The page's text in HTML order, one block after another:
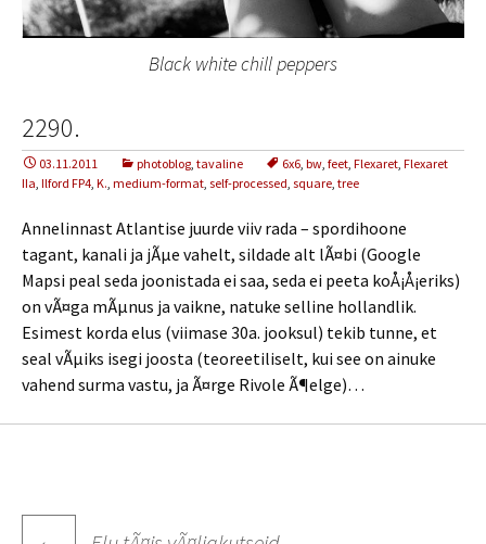
Black white chill peppers
2290.
03.11.2011 photoblog, tavaline 6x6, bw, feet, Flexaret, Flexaret
IIa, Ilford FP4, K., medium-format, self-processed, square, tree
Annelinnast Atlantise juurde viiv rada – spordihoone
tagant, kanali ja jÃµe vahelt, sildade alt lÃ¤bi (Google
Mapsi peal seda joonistada ei saa, seda ei peeta koÅ¡Å¡eriks)
on vÃ¤ga mÃµnus ja vaikne, natuke selline hollandlik.
Esimest korda elus (viimase 30a. jooksul) tekib tunne, et
seal vÃµiks isegi joosta (teoreetiliselt, kui see on ainuke
vahend surma vastu, ja Ã¤rge Rivole Ã¶elge)…
Post